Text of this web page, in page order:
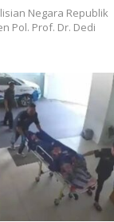
Negara Republik
Pol. Prof. Dr. Dedi